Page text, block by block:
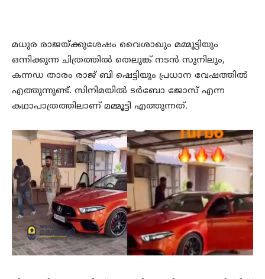
മധുര രാജയ്ക്കുശേഷം വൈശാഖും മമ്മൂട്ടിയും
ഒന്നിക്കുന്ന ചിത്രത്തില്‍ തെലുങ്ക് നടന്‍ സുനിലും,
കന്നഡ താരം രാജ് ബി ഷെട്ടിയും പ്രധാന വേഷത്തില്‍
എത്തുന്നുണ്ട്. സിനിമയില്‍ ടര്‍ബോ ജോസ് എന്ന
കഥാപാത്രത്തിലാണ് മമ്മൂട്ടി എത്തുന്നത്.